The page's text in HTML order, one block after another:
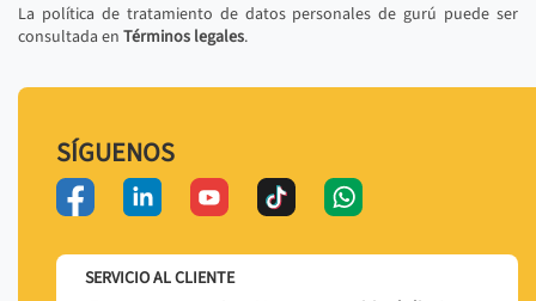
La política de tratamiento de datos personales de gurú puede ser
consultada en Términos legales.
SÍGUENOS
SERVICIO AL CLIENTE